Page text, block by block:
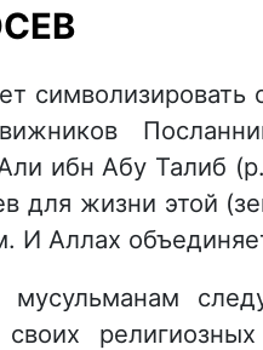
символизировать
ибн Абу Талиб
для жизни этой
И Аллах